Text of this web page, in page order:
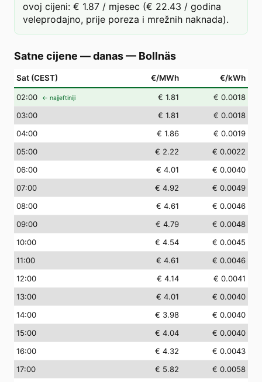
ovoj cijeni: € 1.87 / mjesec (€ 22.43 / godina
veleprodajno, prije poreza i mrežnih naknada).
Satne cijene — danas— Bollnäs
Sat (CEST) €/MWh €/kWh
02:00 ← najjeftiniji € 1.81
€ 0.0018
03:00 € 1.81
€ 0.0018
04:00 € 1.86
€ 0.0019
05:00 € 2.22
€ 0.0022
06:00 € 4.01
€ 0.0040
07:00 € 4.92
€ 0.0049
08:00 € 4.61
€ 0.0046
09:00 € 4.79
€ 0.0048
10:00 € 4.54
€ 0.0045
11:00 € 4.61
€ 0.0046
12:00 € 4.14
€ 0.0041
13:00 € 4.01
€ 0.0040
14:00 € 3.98
€ 0.0040
15:00 € 4.04
€ 0.0040
16:00 € 4.32
€ 0.0043
17:00 € 5.82
€ 0.0058